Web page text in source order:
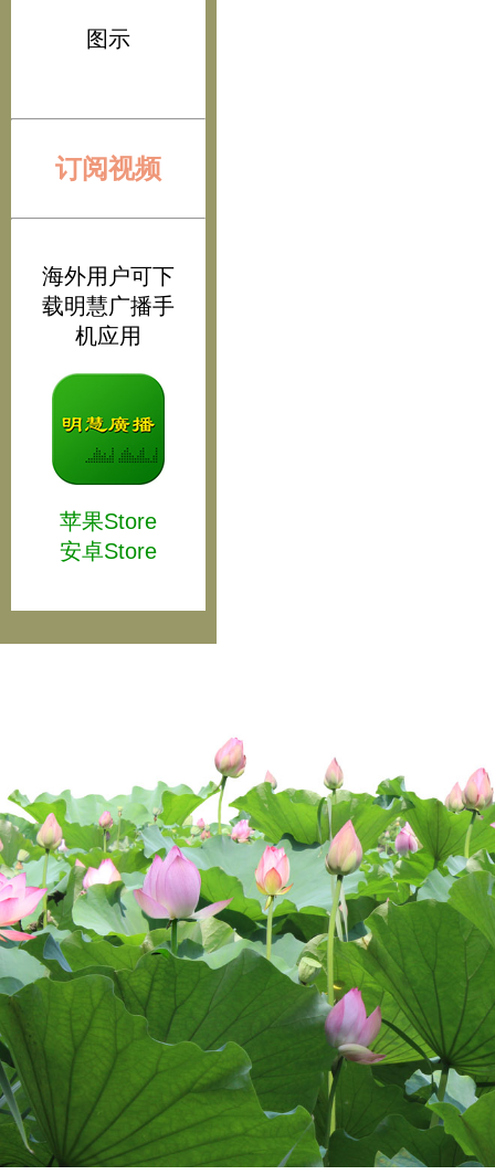
图示
订阅视频
海外用户可下
载明慧广播手
机应用
苹果Store
安卓Store